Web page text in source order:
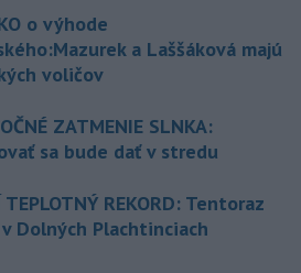
o výhode
a Laššáková majú
voličov
ZATMENIE SLNKA:
sa bude dať v stredu
TEPLOTNÝ REKORD: Tentoraz
Dolných Plachtinciach